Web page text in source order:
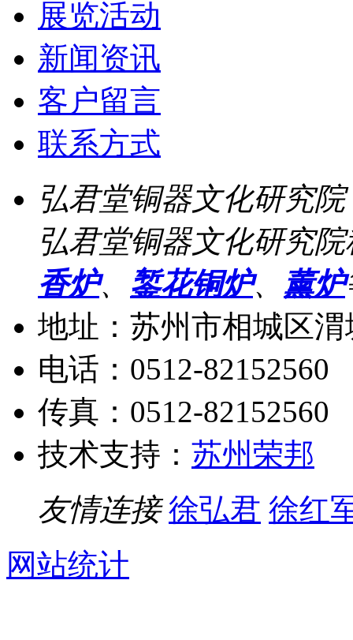
展览活动
新闻资讯
客户留言
联系方式
弘君堂铜器文化研究
弘君堂铜器文化研究
香炉、 錾花铜炉、 薰炉
地址：苏州市相城区
电话：0512-82152560
传真：0512-82152560
技术支持： 苏州荣邦
友情连接 徐弘君 徐红
网站统计